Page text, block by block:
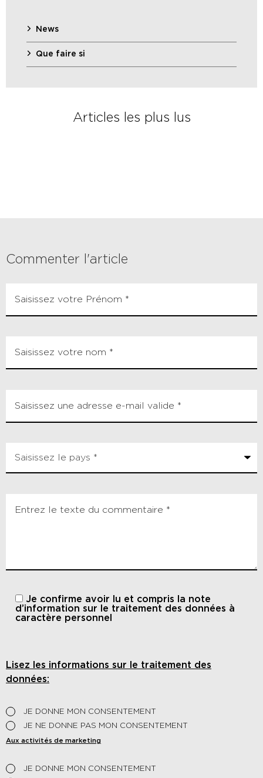
News
Que faire si
Articles les plus lus
Commenter l'article
Je confirme avoir lu et compris
la note
d’information sur le traitement des données à
caractère personnel
Lisez les informations sur le traitement des
données:
JE DONNE MON CONSENTEMENT
JE NE DONNE PAS MON CONSENTEMENT
Aux activités de marketing
JE DONNE MON CONSENTEMENT